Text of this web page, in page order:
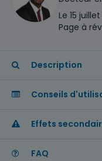
Le 15
Page à
Description
Conseils
Effets
FAQ